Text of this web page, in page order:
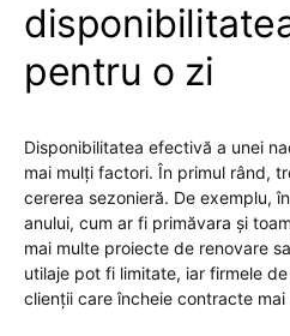
pentru o zi
Disponibilitatea efectivă a unei
mai mulți factori. În primul rând,
cererea sezonieră. De exemplu,
anului, cum ar fi primăvara și
mai multe proiecte de renovare
utilaje pot fi limitate, iar firmele
clienții care încheie contracte mai